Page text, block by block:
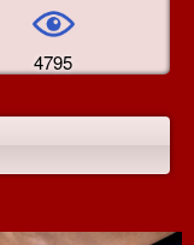
4795